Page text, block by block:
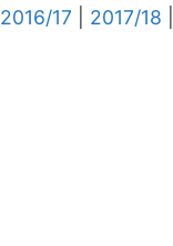
2016/17 2017/18